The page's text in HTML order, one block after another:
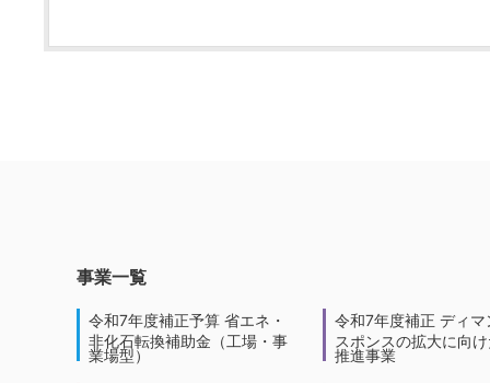
事業一覧
令和7年度補正予算 省エネ・
非化石転換補助金（工場・事
業場型）
令和7年度補正 ディマ
スポンスの拡大に向
推進事業